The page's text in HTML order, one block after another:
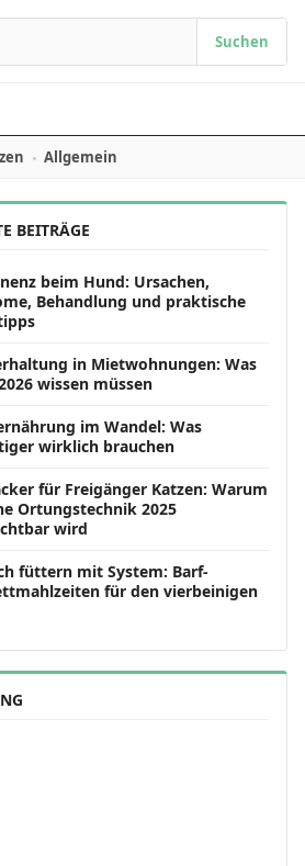
Suchen
Allgemein
BEITRÄGE
beim Hund: Ursachen,
Behandlung und praktische
in Mietwohnungen: Was
wissen müssen
im Wandel: Was
wirklich brauchen
für Freigänger Katzen: Warum
Ortungstechnik 2025
wird
füttern mit System: Barf-
für den vierbeinigen